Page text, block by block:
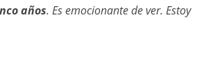
años. Es emocionante de ver. Estoy